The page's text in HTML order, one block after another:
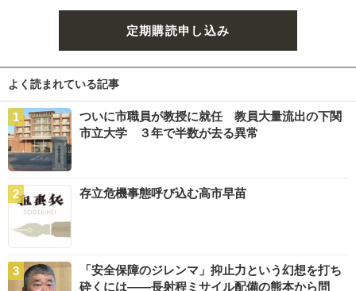
定期購読申し込み
よく読まれている記事
ついに市職員が教授に就任 教員大量流出の下関
市立大学 ３年で半数が去る異常
存立危機事態呼び込む高市早苗
「安全保障のジレンマ」抑止力という幻想を打ち
砕くには――長射程ミサイル配備の熊本から問